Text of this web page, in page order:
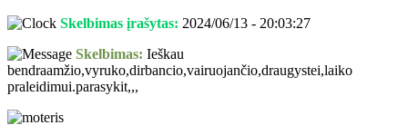
Skelbimas įrašytas: 2024/06/13 - 20:03:27
Skelbimas: Ieškau
bendraamžio,vyruko,dirbancio,vairuojančio,draugystei,laiko
praleidimui.parasykit,,,